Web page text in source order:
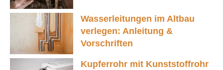
Wasserleitungen im Altbau
verlegen: Anleitung &
Vorschriften
Kupferrohr mit Kunststoffrohr